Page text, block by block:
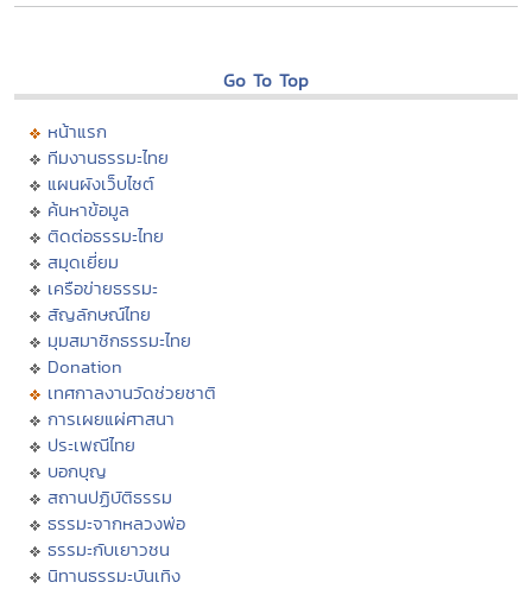
Go To Top
หน้าแรก
ทีมงานธรรมะไทย
แผนผังเว็บไซต์
ค้นหาข้อมูล
ติดต่อธรรมะไทย
สมุดเยี่ยม
เครือข่ายธรรมะ
สัญลักษณ์ไทย
มุมสมาชิกธรรมะไทย
Donation
เทศกาลงานวัดช่วยชาติ
การเผยแผ่ศาสนา
ประเพณีไทย
บอกบุญ
สถานปฏิบัติธรรม
ธรรมะจากหลวงพ่อ
ธรรมะกับเยาวชน
นิทานธรรมะบันเทิง